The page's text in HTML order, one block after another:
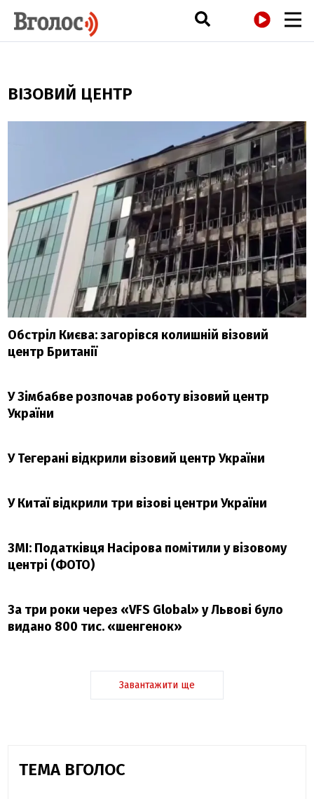
ВІЗОВИЙ ЦЕНТР
Обстріл Києва: загорівся колишній візовий
центр Британії
У Зімбабве розпочав роботу візовий центр
України
У Тегерані відкрили візовий центр України
У Китаї відкрили три візові центри України
ЗМІ: Податківця Насірова помітили у візовому
центрі (ФОТО)
За три роки через «VFS Global» у Львові було
видано 800 тис. «шенгенок»
Завантажити ще
ТЕМА ВГОЛОС